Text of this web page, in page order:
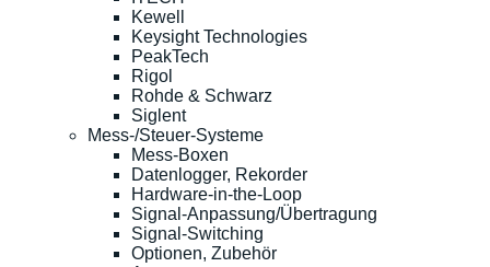
Kewell
Keysight Technologies
PeakTech
Rigol
Rohde & Schwarz
Siglent
Mess-/Steuer-Systeme
Mess-Boxen
Datenlogger, Rekorder
Hardware-in-the-Loop
Signal-Anpassung/Übertragung
Signal-Switching
Optionen, Zubehör